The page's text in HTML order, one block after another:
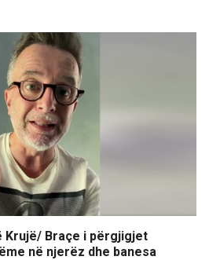
Krujë/ Braçe i përgjigjet
në njerëz dhe banesa